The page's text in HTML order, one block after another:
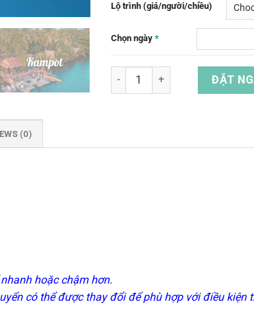
Lộ trình (giá/người/chiều)
Chọn ngày *
Combo Vé Tàu Xe Khứ Hồi Từ
ĐẶT
(0)
hoặc chậm hơn.
có thể được thay đổi để phù hợp với điều kiện